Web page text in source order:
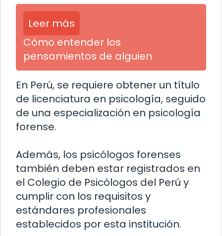
Leer más
Cómo entender los
pensamientos de alguien
En Perú, se requiere obtener un título
de licenciatura en psicología, seguido
de una especialización en psicología
forense.
Además, los psicólogos forenses
también deben estar registrados en
el Colegio de Psicólogos del Perú y
cumplir con los requisitos y
estándares profesionales
establecidos por esta institución.